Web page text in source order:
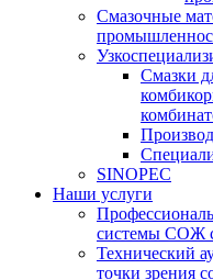
Смазочные
Смазки
SINOPEC
Наши услуги
системы СОЖ
Технический
точки зрения